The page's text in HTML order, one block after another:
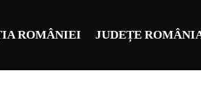
ROMÂNIEI JUDEȚE